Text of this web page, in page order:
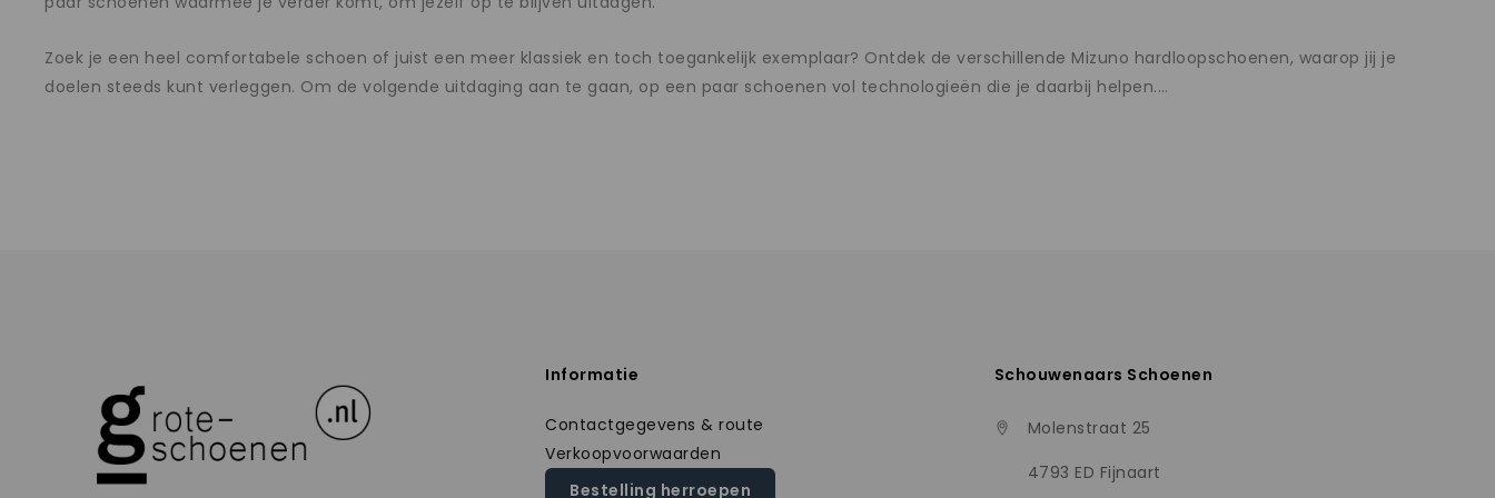
Zoek je een heel comfortabele schoen of juist een meer klassiek en toch toegankelijk exemplaar? Ontdek de verschillende Mizuno hardloopschoenen, waarop jij je
doelen steeds kunt verleggen. Om de volgende uitdaging aan te gaan, op een paar schoenen vol technologieën die je daarbij helpen.…
Informatie
Contactgegevens & route
Verkoopvoorwaarden
Bestelling herroepen
Schouwenaars Schoenen
Molenstraat 25
4793 ED Fijnaart